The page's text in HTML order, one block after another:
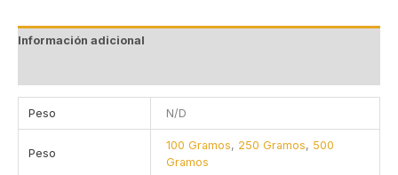
Información adicional
Peso N/D
Peso
100 Gramos, 250 Gramos, 500
Gramos